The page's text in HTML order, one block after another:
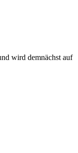
wird demnächst auf